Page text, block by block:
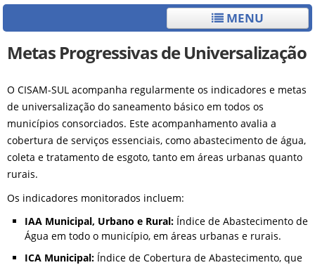
MENU
Metas Progressivas de Universalização
O CISAM-SUL acompanha regularmente os indicadores e metas
de universalização do saneamento básico em todos os
municípios consorciados. Este acompanhamento avalia a
cobertura de serviços essenciais, como abastecimento de água,
coleta e tratamento de esgoto, tanto em áreas urbanas quanto
rurais.
Os indicadores monitorados incluem:
IAA Municipal, Urbano e Rural: Índice de Abastecimento de
Água em todo o município, em áreas urbanas e rurais.
ICA Municipal: Índice de Cobertura de Abastecimento, que